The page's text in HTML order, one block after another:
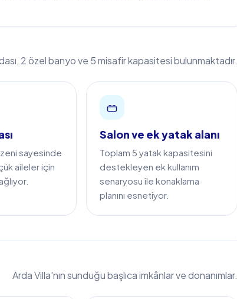
2 özel banyo ve 5 misafir kapasitesi bulunmaktadır.
sayesinde
aileler için
Salon ve ek yatak alanı
Toplam 5 yatak kapasitesini
destekleyen ek kullanım
senaryosu ile konaklama
planını esnetiyor.
Arda Villa'nın sunduğu başlıca imkânlar ve donanımlar.